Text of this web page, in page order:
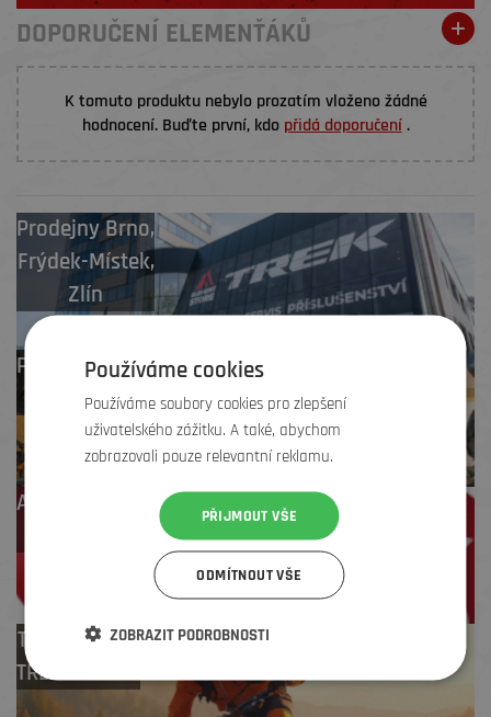
DOPORUČENÍ ELEMENŤÁKŮ
K tomuto produktu nebylo prozatím vloženo žádné
hodnocení. Buďte první, kdo přidá doporučení.
ProdejnyBrno,
Frýdek-Místek,
Zlín
Profesionální záruční
i pozáruční servis
Až 4 % cashback
na další nákup
Test centrum
TREK zdarma
Používáme cookies
Používáme soubory cookies pro zlepšení
uživatelského zážitku. A také, abychom
zobrazovali pouze relevantní reklamu.
PŘIJMOUT VŠE
ODMÍTNOUT VŠE
ZOBRAZIT PODROBNOSTI